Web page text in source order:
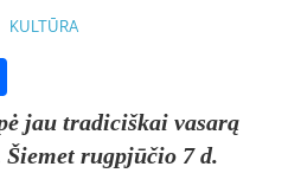
KULTŪRA
jau tradiciškai vasarą
rugpjūčio 7 d.